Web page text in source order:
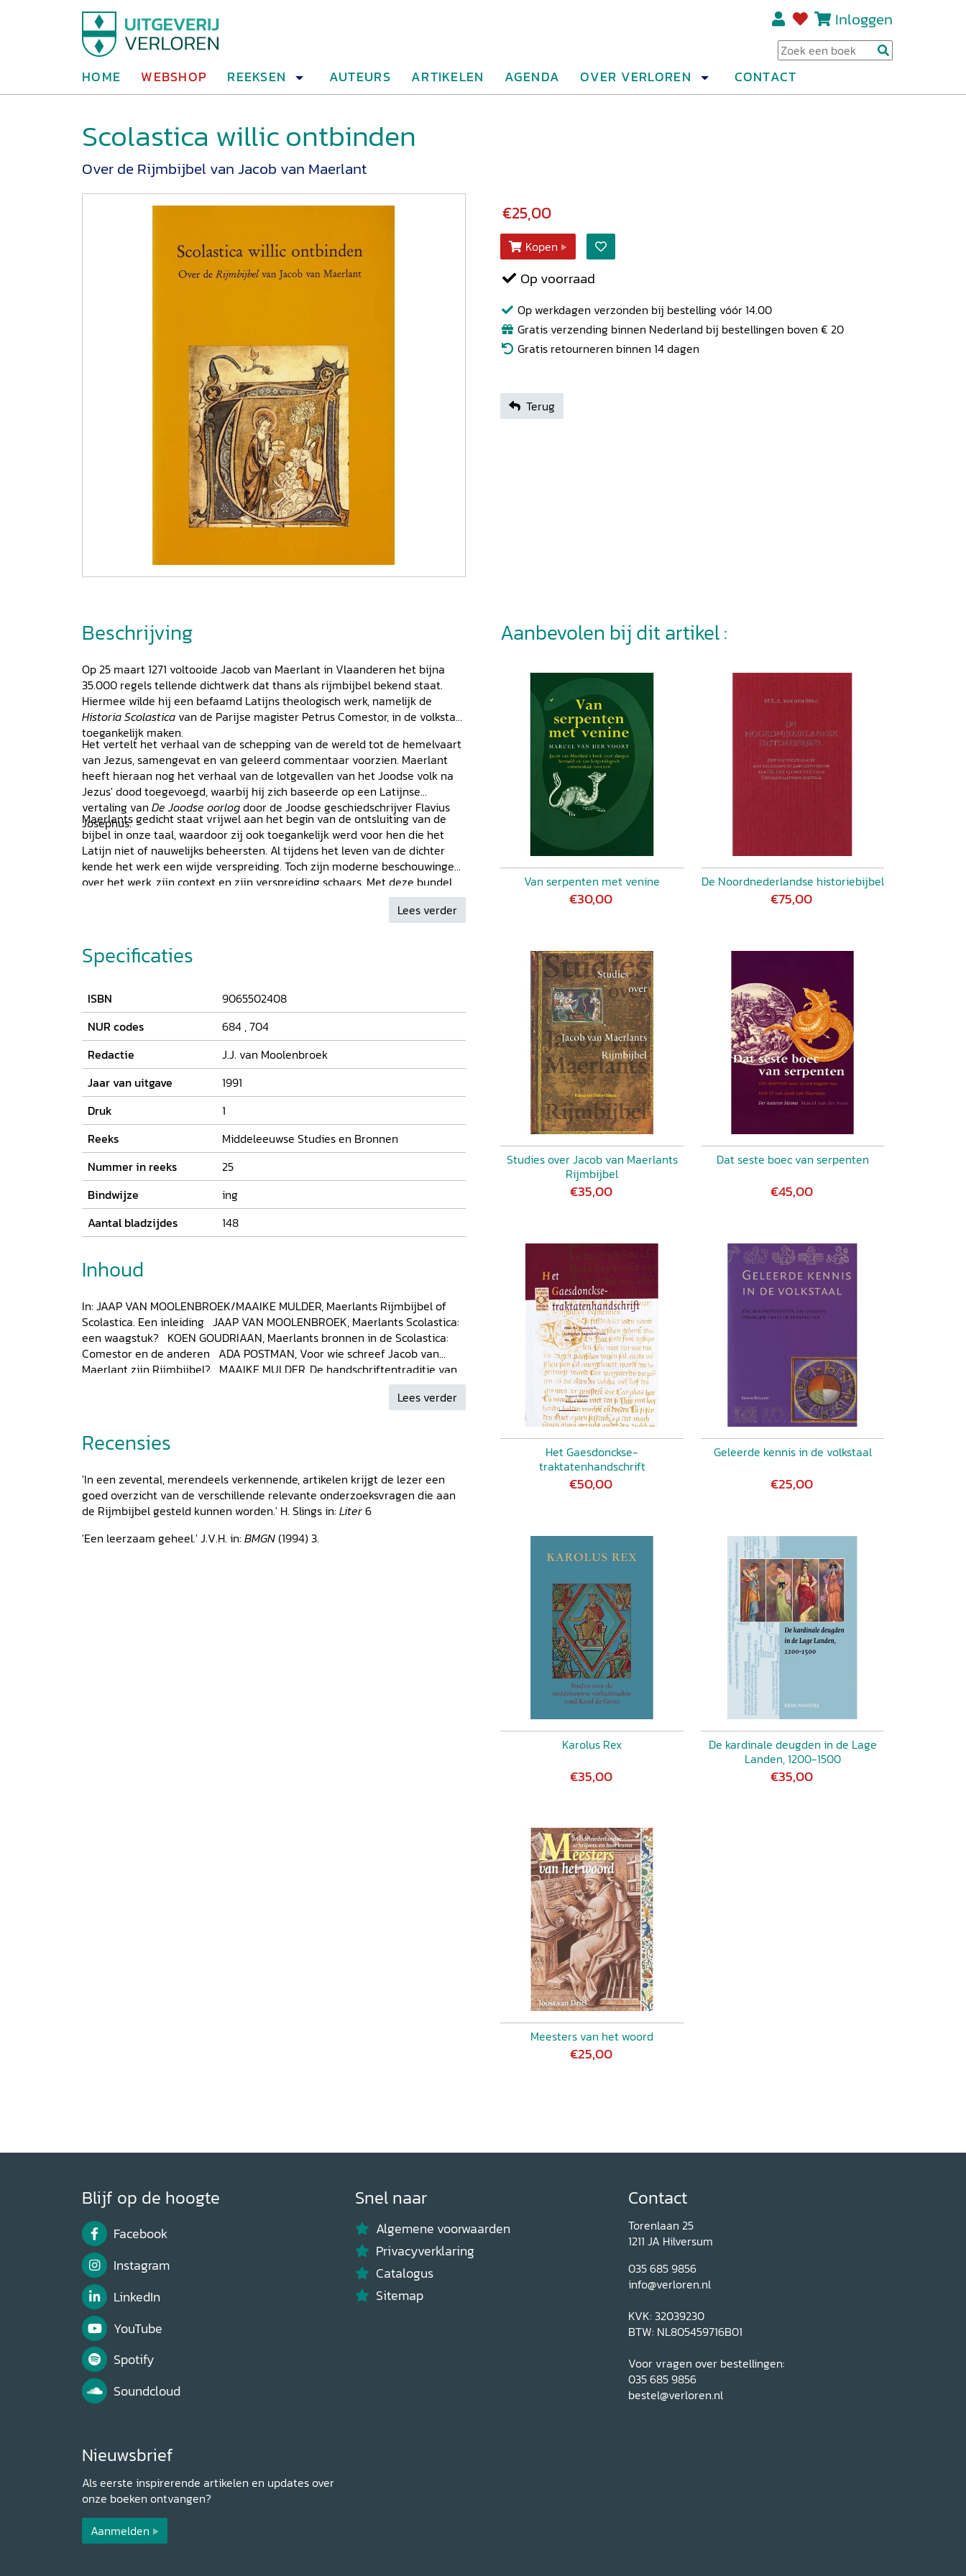
Inloggen
HOME WEBSHOP REEKSEN AUTEURS ARTIKELEN AGENDA OVER VERLOREN CONTACT
Scolastica willic ontbinden
Over de Rijmbijbel van Jacob van Maerlant
€25,00
Kopen
Op voorraad
Op werkdagen verzonden bij bestelling vóór 14.00
Gratis verzending binnen Nederland bij bestellingen boven € 20
Gratis retourneren binnen 14 dagen
Terug
Beschrijving
Op 25 maart 1271 voltooide Jacob van Maerlant in Vlaanderen het bijna
35.000 regels tellende dichtwerk dat thans als rijmbijbel bekend staat.
Hiermee wilde hij een befaamd Latijns theologisch werk, namelijk de
Historia Scolastica van de Parijse magister Petrus Comestor, in de volkstaal
toegankelijk maken.
Het vertelt het verhaal van de schepping van de wereld tot de hemelvaart
van Jezus, samengevat en van geleerd commentaar voorzien. Maerlant
heeft hieraan nog het verhaal van de lotgevallen van het Joodse volk na
Jezus' dood toegevoegd, waarbij hij zich baseerde op een Latijnse
vertaling van De Joodse oorlogdoor de Joodse geschiedschrijver Flavius
Josephus.
Maerlants gedicht staat vrijwel aan het begin van de ontsluiting van de
bijbel in onze taal, waardoor zij ook toegankelijk werd voor hen die het
Latijn niet of nauwelijks beheersten. Al tijdens het leven van de dichter
kende het werk een wijde verspreiding. Toch zijn moderne beschouwingen
over het werk, zijn context en zijn verspreiding schaars. Met deze bundel
artikelen hebben de auteurs daar verandering in willen brengen. Vanuit
gesteld. Een aantal in dit boek gereproduceerde afbeeldingen werd
bovendien nog niet eerder gepubliceerd.
Lees verder
Specificaties
ISBN
9065502408
NUR codes
684 ,704
Redactie
J.J. van Moolenbroek
Jaar van uitgave
1991
Druk
1
Reeks
Middeleeuwse Studies en Bronnen
Nummer in reeks
25
Bindwijze
ing
Aantal bladzijdes
148
Inhoud
In: JAAP VAN MOOLENBROEK/MAAIKE MULDER, Maerlants Rijmbijbel of
Scolastica. Een inleiding JAAP VAN MOOLENBROEK, Maerlants Scolastica:
een waagstuk? KOEN GOUDRIAAN, Maerlants bronnen in de Scolastica:
Comestor en de anderen ADA POSTMAN, Voor wie schreef Jacob van
Maerlant zijn Rijmbijbel? MAAIKE MULDER, De handschriftentraditie van
de Rijmbijbel PETER VAN DAEL, De illustraties bij de proloog en het
scheppingsverhaal in de Rijmbijbel van Jacob van Maerlant: woord en
perspectief Overzicht van Scolastica-handschriften Lijst van
afbeeldingen Over de auteurs
Lees verder
Recensies
'In een zevental, merendeels verkennende, artikelen krijgt de lezer een
goed overzicht van de verschillende relevante onderzoeksvragen die aan
de Rijmbijbel gesteld kunnen worden.' H. Slings in: Liter6
'Een leerzaam geheel.' J.V.H. in: BMGN(1994) 3.
Aanbevolen bij dit artikel :
Van serpenten met venine
€30,00
De Noordnederlandse historiebijbel
€75,00
Studies over Jacob van Maerlants
Rijmbijbel
€35,00
Dat seste boec van serpenten
€45,00
Het Gaesdonckse-
traktatenhandschrift
€50,00
Geleerde kennis in de volkstaal
€25,00
Karolus Rex
€35,00
De kardinale deugden in de Lage
Landen, 1200-1500
€35,00
Meesters van het woord
€25,00
Blijf op de hoogte
Facebook
Instagram
LinkedIn
YouTube
Spotify
Soundcloud
Nieuwsbrief
Als eerste inspirerende artikelen en updates over
onze boeken ontvangen?
Aanmelden
Snel naar
Algemene voorwaarden
Privacyverklaring
Catalogus
Sitemap
Contact
Torenlaan 25
1211 JA Hilversum
035 685 9856
info@verloren.nl
KVK: 32039230
BTW: NL805459716B01
Voor vragen over bestellingen:
035 685 9856
bestel@verloren.nl